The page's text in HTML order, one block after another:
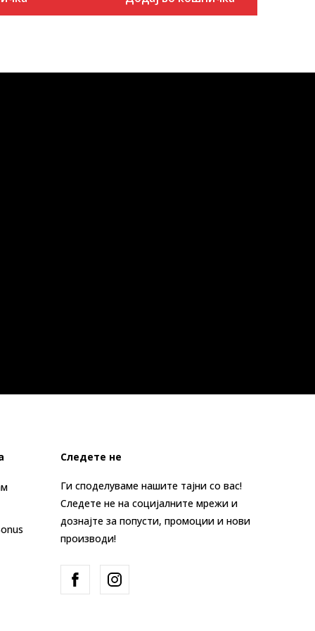
Следете не
Ги споделуваме нашите тајни со вас!
Следете не на социјалните мрежи и
дознајте за попусти, промоции и нови
производи!